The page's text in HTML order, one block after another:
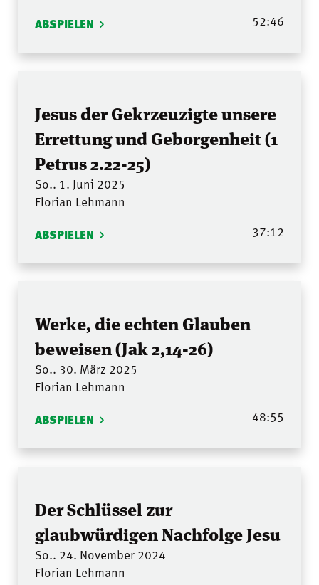
ABSPIELEN 52:46
Jesus der Gekrzeuzigte unsere
Errettung und Geborgenheit (1
Petrus 2.22-25)
So.. 1. Juni 2025
Florian Lehmann
ABSPIELEN 37:12
Werke, die echten Glauben
beweisen (Jak 2,14-26)
So.. 30. März 2025
Florian Lehmann
ABSPIELEN 48:55
Der Schlüssel zur
glaubwürdigen Nachfolge Jesu
So.. 24. November 2024
Florian Lehmann